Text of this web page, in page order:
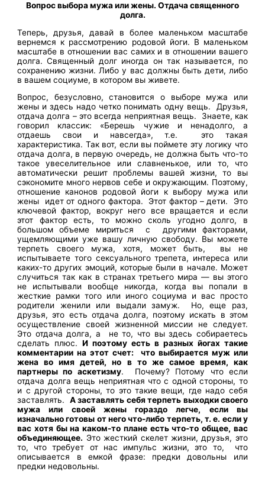
Вопрос выбора мужа или жены. Отдача священного
долга.
Теперь, друзья, давай в более маленьком масштабе
вернемся к рассмотрению родовой йоги. В маленьком
масштабе в отношении вас самих и в отношении вашего
долга. Священный долг иногда он так называется, по
сохранению жизни. Либо у вас должны быть дети, либо
в вашем социуме, в котором вы живете.
Вопрос, безусловно, становится о выборе мужа или
жены и здесь надо четко понимать одну вещь. Друзья,
отдача долга – это всегда неприятная вещь. Знаете, как
говорил классик: «Берешь чужие и ненадолго, а
отдаешь свои и навсегда», т.е. это такая
характеристика. Так вот, если вы поймете эту логику что
отдача долга, в первую очередь, не должна быть что-то
такое увеселительное или славненькое, или то, что
автоматически решит проблемы вашей жизни, то вы
сэкономите много нервов себе и окружающим. Поэтому,
отношение канонов родовой йоги к выбору мужа или
жены идет от одного фактора. Этот фактор – дети. Это
ключевой фактор, вокруг него все вращается и если
этот фактор есть, то можно сколь угодно долго, в
большом объеме мириться с другими факторами,
ущемляющими уже вашу личную свободу. Вы можете
терпеть своего мужа, хотя, может быть, вы не
испытываете того сексуального трепета, интереса или
каких-то других эмоций, которые были в начале. Может
случиться так как в странах третьего мира — вы этого
не испытывали вообще никогда, когда вы попали в
жесткие рамки того или иного социума и вас просто
родители женили или выдали замуж. Но, еще раз,
друзья, это есть отдача долга, поэтому искать в этом
осуществление своей жизненной миссии не следует.
Это отдача долга, а не то, что вы здесь собираетесь
сделать плюс.И поэтому есть в разных йогах такие
комментарии на этот счет: что выбирается муж или
жена во имя детей, но в то же самое время, как
партнеры по аскетизму. Почему? Потому что если
отдача долга вещь неприятная что с одной стороны, то
и с другой стороны, то это такие вещи, где надо себя
заставлять. А заставлять себя терпеть выходки своего
мужа или своей жены гораздо легче, если вы
изначально готовы от него что-либо терпеть, т. е. если у
вас хотя бы на каком-то плане есть что-то общее, вас
объединяющее. Это жесткий скелет жизни, друзья, это
то, что требует от нас импульс жизни, это то, что
описывается в емкой фразе: предки довольны или
предки недовольны.